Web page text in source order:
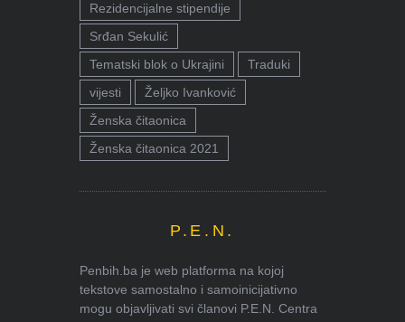
Rezidencijalne stipendije
Srđan Sekulić
Tematski blok o Ukrajini
Traduki
vijesti
Željko Ivanković
Ženska čitaonica
Ženska čitaonica 2021
P.E.N.
Penbih.ba je web platforma na kojoj
tekstove samostalno i samoinicijativno
mogu objavljivati svi članovi P.E.N. Centra